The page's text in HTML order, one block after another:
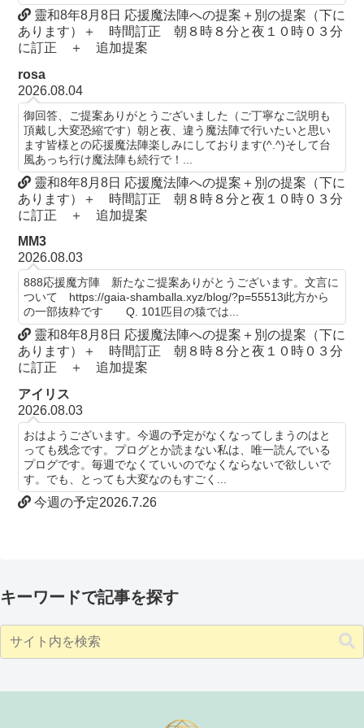
靈和8年8月8日 応援魔法陣への提案＋別の提案（下に
あります）＋ 時間訂正 朝８時８分と夜１０時０３分
に訂正 ＋ 追加提案
rosa
2026.08.04
御回答、ご提案ありがとうございました（ご丁寧なご説明も
頂戴し大変恐縮です）朝と夜、違う魔法陣で行いたいと思い
ます皆様との応援魔法陣楽しみにしております(^.^)そして台
風あっち行け魔法陣も続行で！...
靈和8年8月8日 応援魔法陣への提案＋別の提案（下に
あります）＋ 時間訂正 朝８時８分と夜１０時０３分
に訂正 ＋ 追加提案
MM3
2026.08.03
888応援魔方陣 新たなご提案ありがとうございます。文言に
ついて https://gaia-shamballa.xyz/blog/?p=55513此方から
の一部抜粋です Q. 101匹目の猿では...
靈和8年8月8日 応援魔法陣への提案＋別の提案（下に
あります）＋ 時間訂正 朝８時８分と夜１０時０３分
に訂正 ＋ 追加提案
アイリス
2026.08.03
おはようございます。今週の予定がなくなってしまうのはと
っても残念です。プログとか読まない私は、唯一読んでいる
プログです。毎週でなくていいのでなくならないで欲しいで
す。でも、とっても大変なのもすごく...
今週の予定2026.7.26
キーワードで記事を探す